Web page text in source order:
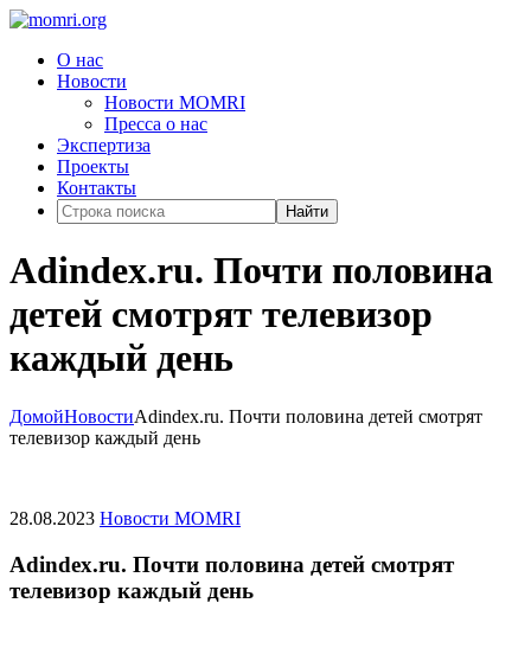
О нас
Новости
Новости MOMRI
Пресса о нас
Экспертиза
Проекты
Контакты
Найти
Adindex.ru. Почти половина
детей смотрят телевизор
каждый день
ДомойНовостиAdindex.ru. Почти половина детей смотрят
телевизор каждый день
28.08.2023 Новости MOMRI
Adindex.ru. Почти половина детей смотрят
телевизор каждый день